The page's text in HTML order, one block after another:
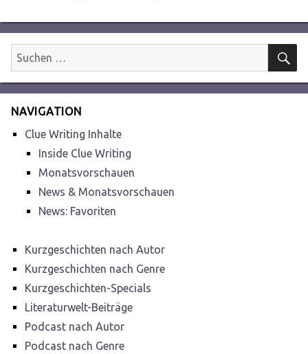
Suchen
nach:
NAVIGATION
Clue Writing Inhalte
Inside Clue Writing
Monatsvorschauen
News & Monatsvorschauen
News: Favoriten
Kurzgeschichten nach Autor
Kurzgeschichten nach Genre
Kurzgeschichten-Specials
Literaturwelt-Beiträge
Podcast nach Autor
Podcast nach Genre